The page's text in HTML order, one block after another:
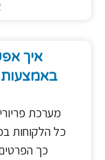
איך
באמצעות
מערכת
כל הלקוחות
כך